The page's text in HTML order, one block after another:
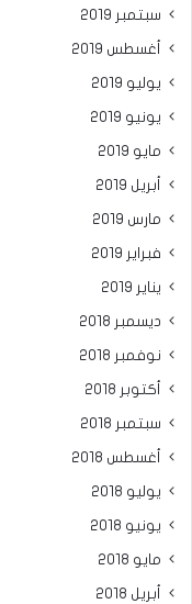
سبتمبر 2019
أغسطس 2019
يوليو 2019
يونيو 2019
مايو 2019
أبريل 2019
مارس 2019
فبراير 2019
يناير 2019
ديسمبر 2018
نوفمبر 2018
أكتوبر 2018
سبتمبر 2018
أغسطس 2018
يوليو 2018
يونيو 2018
مايو 2018
أبريل 2018